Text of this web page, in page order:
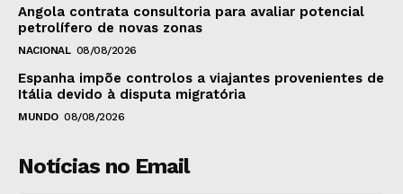
Angola contrata consultoria para avaliar potencial
petrolífero de novas zonas
NACIONAL 08/08/2026
Espanha impõe controlos a viajantes provenientes de
Itália devido à disputa migratória
MUNDO 08/08/2026
Notícias no Email